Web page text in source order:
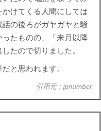
けてくる人間にしては
の後ろがガヤガヤと騒
たものの、「来月以降
たので切りました。
と思われます。
引用元：jpnumber